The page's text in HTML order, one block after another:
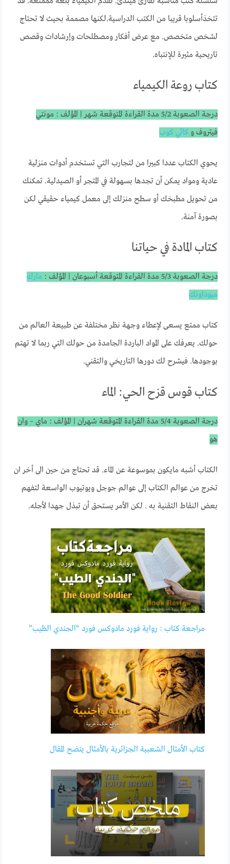
تتخذأسلوبا قريبا من الكتب الدراسية.لكنها مصممة بحيث لا تحتاج
لشخص متخصص. مع عرض أفكار ومصطلحات وإرشادات وقصص
تاريحية مثيرة للإنتباه.
كتاب روعة الكيمياء
درجة الصعوبة 5/2 مدة القراءة المتوقعة شهر | المؤلف : مونتي
فيتروف و كاثي كوب
يحوي الكتاب عددا كبيرا من لتجارب التي تستخدم أدوات منزلية
عادية ومواد يمكن أن تجدها بسهولة في المتجر أو الصيدلية. تمكنك
من تحويل مطبخك أو سطح منزلك إلى معمل كيمياء حقيقي لكن
بصورة آمنة.
كتاب المادة في حياتنا
درجة الصعوبة 5/3 مدة القراءة المتوقعة أسبوعان | المؤلف :
مارك
ميوداونك
كتاب ممتع يسعى لإعطاء وجهة نظر مختلفة عن طبيعة العالم من
حولك. يعرفك على المواد الباردة الجامدة من حولك التي ربما لا تهتم
بوجودها. فيشرح لك دورها التاريخي والتقني.
كتاب قوس قزح الحي: الماء
درجة الصعوبة 5/4 مدة القراءة المتوقعة شهران | المؤلف : ماي – وان
هو
الكتاب أشبه مايكون بموسوعة عن الماء. قد تحتاج من حين الى أخر ان
تخرج من عوالم الكتاب إلى عوالم جوجل ويوتيوب الواسعة لتفهم
بعض النقاط التقنية به . لكن الأمر يستحق أن تبذل جهدا لأجله.
مراجعة كتاب : رواية فورد مادوكس فورد “الجندي الطيب”
كتاب الأمثال الشعبية الجزائرية بالأمثال يتضح المقال